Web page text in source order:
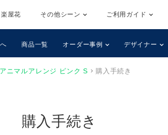
屋花 その他シーン ご利用ガイド
商品一覧 オーダー事例 デザイナー
ニマルアレンジ ピンク S 購入手続き
購入手続き